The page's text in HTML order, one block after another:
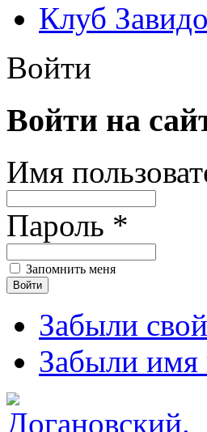
Клуб
Войти
Войти на
Имя
Пароль *
Запомнить меня
Забыли
Забыли имя